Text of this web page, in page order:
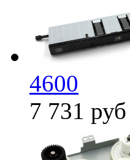
4600
7 731 руб